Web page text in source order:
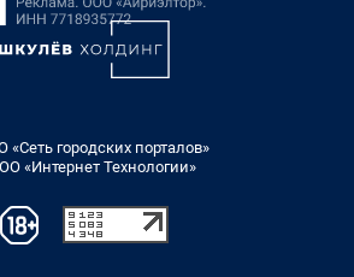
городских порталов»
«Интернет Технологии»